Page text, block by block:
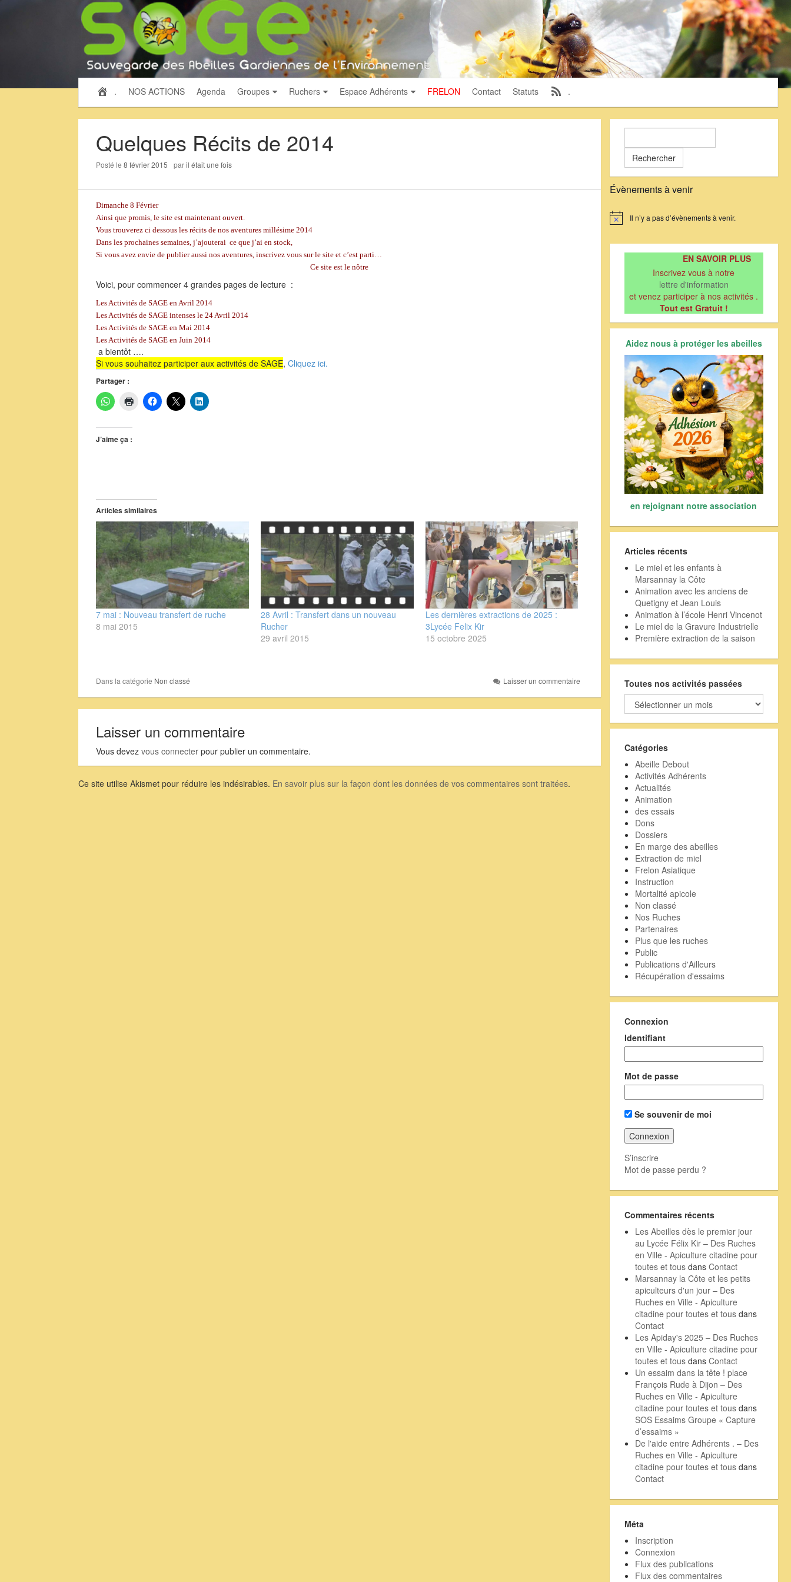
. NOS ACTIONS Agenda Groupes Ruchers Espace Adhérents FRELON Contact Statuts .
Quelques Récits de 2014
Posté le8 février 2015 paril était une fois
Dimanche 8 Février
Ainsi que promis, le site est maintenant ouvert.
Vous trouverez ci dessous les récits de nos aventures millésime 2014
Dans les prochaines semaines, j’ajouterai ce que j’ai en stock,
Si vous avez envie de publier aussi nos aventures, inscrivez vous sur le site et c’est parti…
Ce site est le nôtre
Voici, pour commencer 4 grandes pages de lecture :
Les Activités de SAGE en Avril 2014
Les Activités de SAGE intenses le 24 Avril 2014
Les Activités de SAGE en Mai 2014
Les Activités de SAGE en Juin 2014
a bientôt ….
Si vous souhaitez participer aux activités de SAGE,Cliquez ici.
Partager :
J’aime ça :
Articles similaires
7 mai : Nouveau transfert de ruche
8 mai 2015
28 Avril : Transfert dans un nouveau
Rucher
29 avril 2015
Les dernières extractions de 2025 :
3Lycée Felix Kir
15 octobre 2025
Dans la catégorie Non classé Laisser un commentaire
Laisser un commentaire
Vous devezvous connecter pour publier un commentaire.
Ce site utilise Akismet pour réduire les indésirables. En savoir plus sur la façon dont les données de vos commentaires sont traitées.
Évènements à venir
Notice Il n’y a pas d’évènements à venir.
EN SAVOIR PLUS
Inscrivez vous à notre
lettre d'information
et venez participer à nos activités .
Tout est Gratuit !
Aidez nous à protéger les abeilles
en rejoignant notre association
Articles récents
Le miel et les enfants à
Marsannay la Côte
Animation avec les anciens de
Quetigny et Jean Louis
Animation à l’école Henri Vincenot
Le miel de la Gravure Industrielle
Première extraction de la saison
Toutes nos activités passées
Toutes
nos
activités
Catégories
Abeille Debout
Activités Adhérents
Actualités
Animation
des essais
Dons
Dossiers
En marge des abeilles
Extraction de miel
Frelon Asiatique
Instruction
Mortalité apicole
Non classé
Nos Ruches
Partenaires
Plus que les ruches
Public
Publications d'Ailleurs
Récupération d'essaims
Connexion
Identifiant
Mot de passe
Se souvenir de moi
S’inscrire
Mot de passe perdu ?
Commentaires récents
Les Abeilles dès le premier jour
au Lycée Félix Kir – Des Ruches
en Ville - Apiculture citadine pour
toutes et tousdans Contact
Marsannay la Côte et les petits
apiculteurs d'un jour – Des
Ruches en Ville - Apiculture
citadine pour toutes et tousdans
Contact
Les Apiday's 2025 – Des Ruches
en Ville - Apiculture citadine pour
toutes et tousdans Contact
Un essaim dans la tête ! place
François Rude à Dijon – Des
Ruches en Ville - Apiculture
citadine pour toutes et tousdans
SOS Essaims Groupe « Capture
d’essaims »
De l'aide entre Adhérents . – Des
Ruches en Ville - Apiculture
citadine pour toutes et tousdans
Contact
Méta
Inscription
Connexion
Flux des publications
Flux des commentaires